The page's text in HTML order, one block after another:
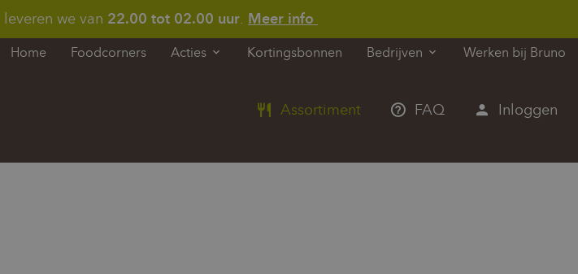
leveren we van 22.00 tot 02.00 uur. Meer info
Home Foodcorners Acties Kortingsbonnen Bedrijven Werken bij Bruno
Assortiment FAQ Inloggen